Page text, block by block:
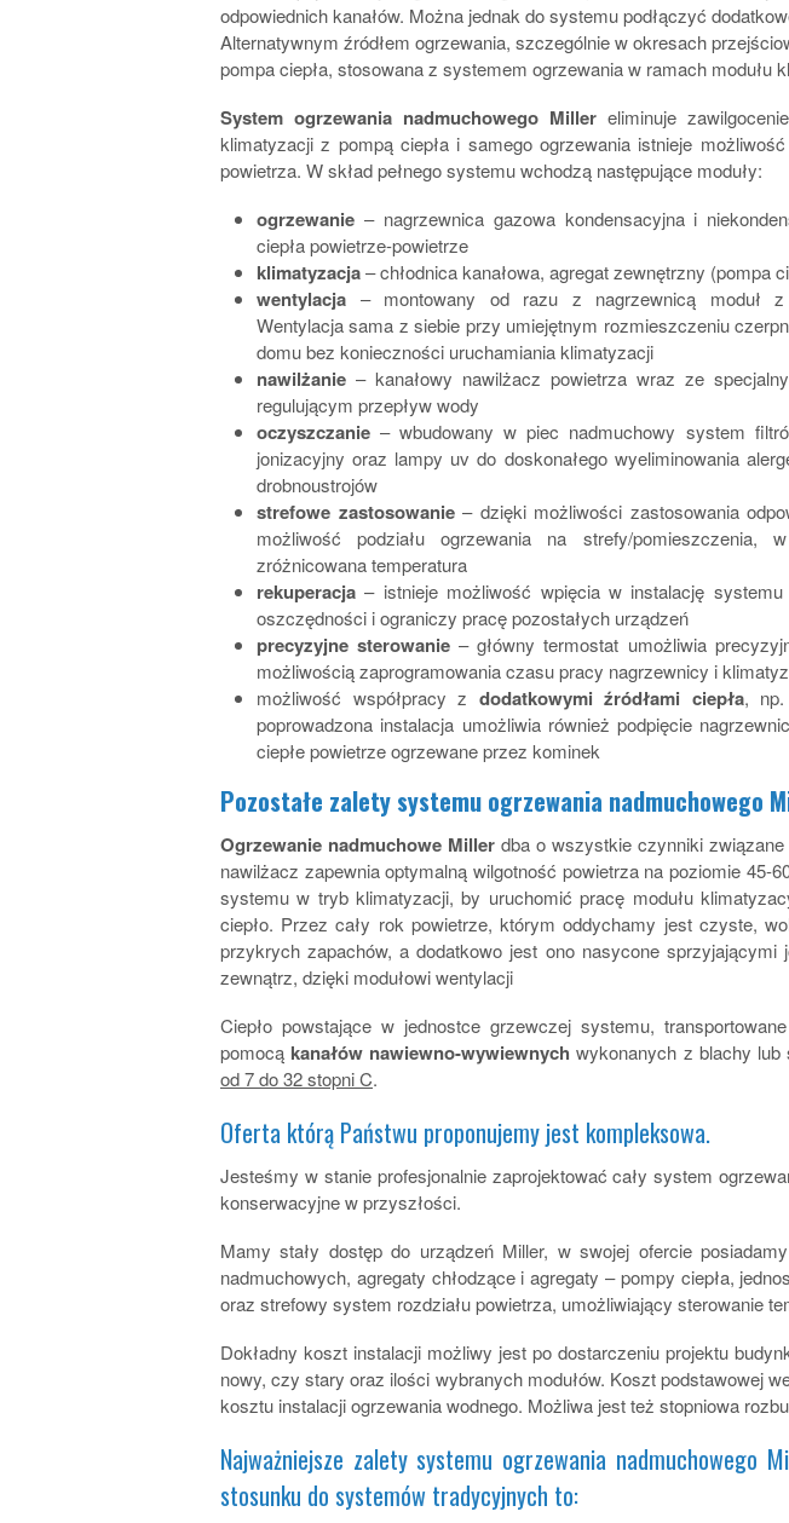
odpowiednich kanałów. Można jednak do systemu podłączyć
Alternatywnym źródłem ogrzewania, szczególnie w okresach
pompa ciepła, stosowana z systemem ogrzewania w ramach modułu
System ogrzewania nadmuchowego Miller eliminuje
klimatyzacji z pompą ciepła i samego ogrzewania istnieje
powietrza. W skład pełnego systemu wchodzą następujące moduły:
ogrzewanie – nagrzewnica gazowa kondensacyjna i
ciepła powietrze-powietrze
klimatyzacja– chłodnica kanałowa, agregat zewnętrzny (pompa
wentylacja – montowany od razu z nagrzewnicą moduł z
Wentylacja sama z siebie przy umiejętnym rozmieszczeniu
domu bez konieczności uruchamiania klimatyzacji
nawilżanie – kanałowy nawilżacz powietrza wraz ze
regulującym przepływ wody
oczyszczanie – wbudowany w piec nadmuchowy system
jonizacyjny oraz lampy uv do doskonałego wyeliminowania
drobnoustrojów
strefowe zastosowanie– dzięki możliwości zastosowania
możliwość podziału ogrzewania na strefy/pomieszczenia,
zróżnicowana temperatura
rekuperacja – istnieje możliwość wpięcia w instalację
oszczędności i ograniczy pracę pozostałych urządzeń
precyzyjne sterowanie – główny termostat umożliwia
możliwością zaprogramowania czasu pracy nagrzewnicy i
możliwość współpracy z dodatkowymi źródłami ciepła, np.
poprowadzona instalacja umożliwia również podpięcie
ciepłe powietrze ogrzewane przez kominek
Pozostałe zalety systemu ogrzewania nadmuchowego
Ogrzewanie nadmuchowe Millerdba o wszystkie czynniki związane
nawilżacz zapewnia optymalną wilgotność powietrza na poziomie
systemu w tryb klimatyzacji, by uruchomić pracę modułu
ciepło. Przez cały rok powietrze, którym oddychamy jest czyste,
przykrych zapachów, a dodatkowo jest ono nasycone
zewnątrz, dzięki modułowi wentylacji
Ciepło powstające w jednostce grzewczej systemu,
pomocą kanałów nawiewno-wywiewnych wykonanych z blachy lub
od 7 do 32 stopni C.
Oferta którą Państwu proponujemy jest kompleksowa.
Jesteśmy w stanie profesjonalnie zaprojektować cały system
konserwacyjne w przyszłości.
Mamy stały dostęp do urządzeń Miller, w swojej ofercie
nadmuchowych, agregaty chłodzące i agregaty – pompy ciepła,
oraz strefowy system rozdziału powietrza, umożliwiający sterowanie
Dokładny koszt instalacji możliwy jest po dostarczeniu projektu
nowy, czy stary oraz ilości wybranych modułów. Koszt podstawowej
kosztu instalacji ogrzewania wodnego. Możliwa jest też stopniowa
Najważniejsze zalety systemu ogrzewania
stosunku do systemów tradycyjnych to: